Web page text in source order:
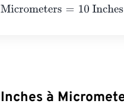
Micrometers=10 Inches×
Inches à